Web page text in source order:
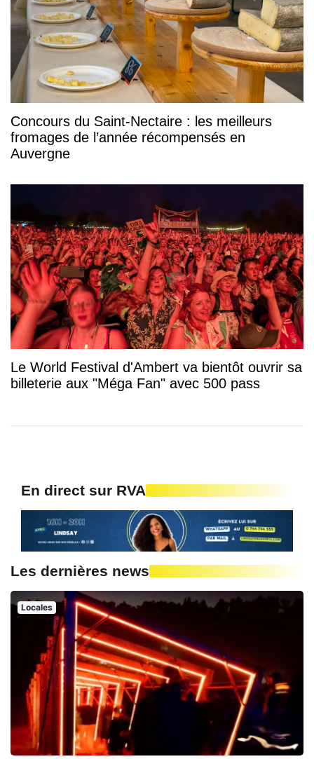
Concours du Saint-Nectaire : les meilleurs
fromages de l’année récompensés en
Auvergne
Le World Festival d'Ambert va bientôt ouvrir sa
billeterie aux "Méga Fan" avec 500 pass
En direct sur RVA
Les dernières news
Locales